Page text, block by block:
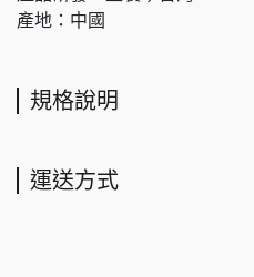
產地：中國
規格說明
運送方式